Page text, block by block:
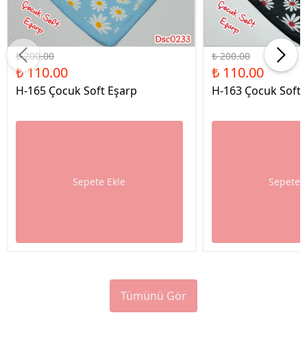
%45 İndirim
₺ 200.00
₺ 110.00
H-165 Çocuk Soft Eşarp
Sepete Ekle
%45 İndirim
₺ 200.00
₺ 110.00
H-163 Çocuk Soft
Sepete
Tümünü Gör